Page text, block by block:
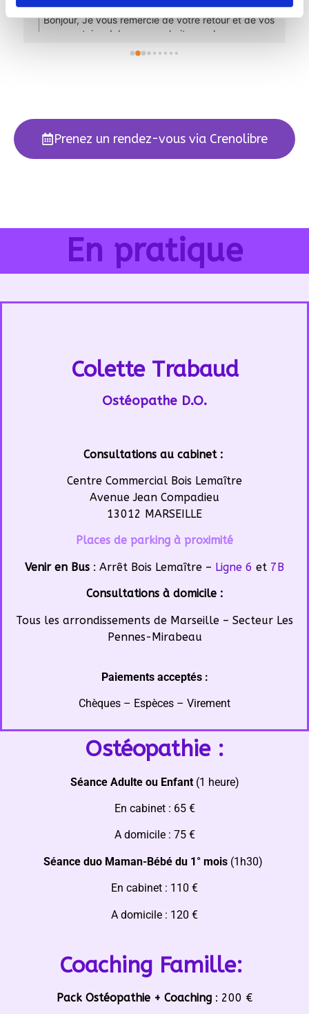
Réponse du propriétairel’année dernière
Bonjour, Je vous remercie de votre retour et de vos
commentaires ! Je vous souhaite une bonne
Prenez un rendez-vous via Crenolibre
En pratique
Colette Trabaud
Ostéopathe D.O.
Consultations au cabinet :
Centre Commercial Bois Lemaître
Avenue Jean Compadieu
13012 MARSEILLE
Places de parking à proximité
Venir en Bus : Arrêt Bois Lemaître – Ligne 6 et 7B
Consultations à domicile :
Tous les arrondissements de Marseille – Secteur Les
Pennes-Mirabeau
Paiements acceptés :
Chèques – Espèces – Virement
Ostéopathie :
Séance Adulte ou Enfant(1 heure)
En cabinet : 65 €
A domicile : 75 €
Séance duo Maman-Bébé du 1° mois (1h30)
En cabinet : 110 €
A domicile : 120 €
Coaching Famille:
Pack Ostéopathie + Coaching : 200 €